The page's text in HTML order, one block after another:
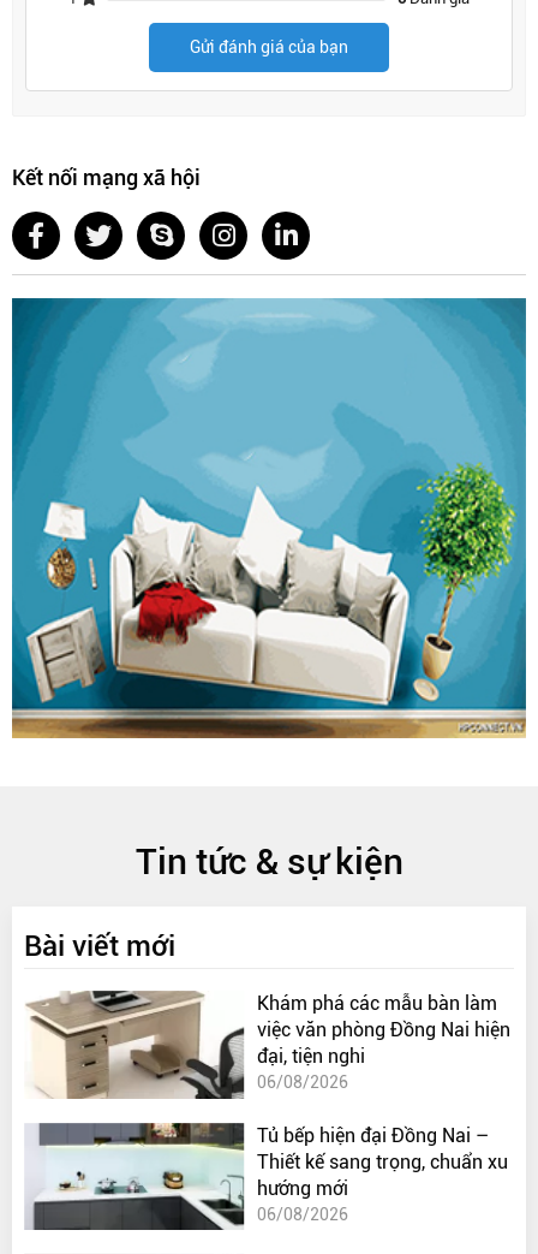
Gửi đánh giá của bạn
Kết nối mạng xã hội
Tin tức & sự kiện
Bài viết mới
Khám phá các mẫu bàn làm
việc văn phòng Đồng Nai hiện
đại, tiện nghi
06/08/2026
Tủ bếp hiện đại Đồng Nai –
Thiết kế sang trọng, chuẩn xu
hướng mới
06/08/2026